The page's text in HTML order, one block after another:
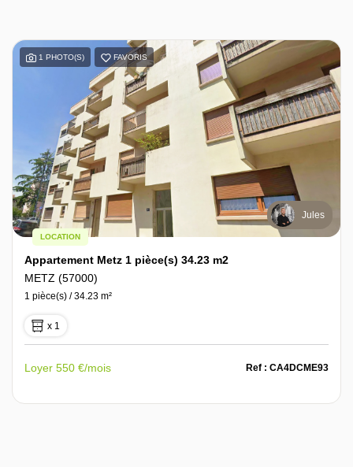
1 PHOTO(S) FAVORIS
Jules
LOCATION
Appartement Metz 1 pièce(s) 34.23 m2
METZ (57000)
1 pièce(s) / 34.23 m²
x 1
Loyer 550 €/mois Ref : CA4DCME93